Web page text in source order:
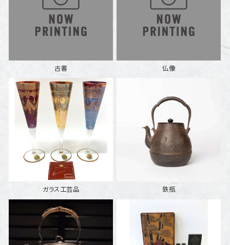
古書 仏像
ガラス工芸品 鉄瓶